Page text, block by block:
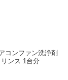
コンファン洗浄剤
ンス 1台分